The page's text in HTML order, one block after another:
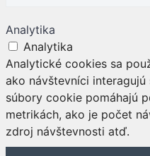
Analytika
Analytika
Analytické cookies sa
ako návštevníci
súbory cookie pomáhajú
metrikách, ako je počet
zdroj návštevnosti atď.